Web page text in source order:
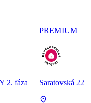
2. fáza
PREMIUM
Saratovská 22